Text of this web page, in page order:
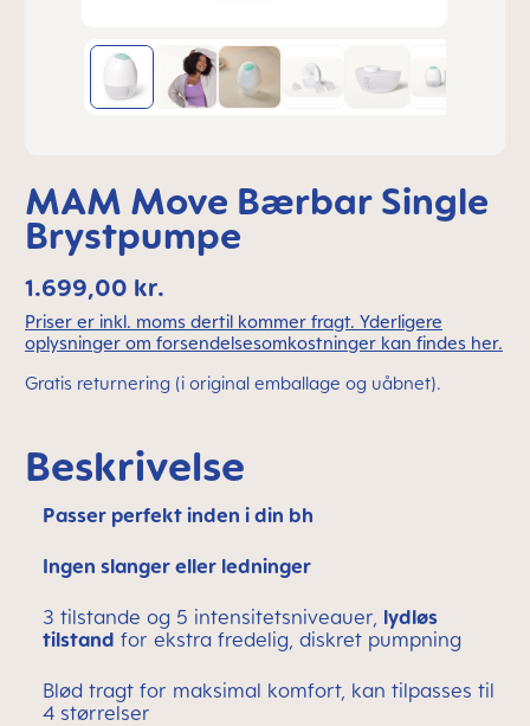
MAM Move Bærbar Single
Brystpumpe
1.699,00 kr.
Priser er inkl. moms dertil kommer fragt. Yderligere
oplysninger om forsendelsesomkostninger kan findes her.
Gratis returnering (i original emballage og uåbnet).
Beskrivelse
Passer perfekt inden i din bh
Ingen slanger eller ledninger
3 tilstande og 5 intensitetsniveauer, lydløs
tilstand for ekstra fredelig, diskret pumpning
Blød tragt for maksimal komfort, kan tilpasses til
4 størrelser